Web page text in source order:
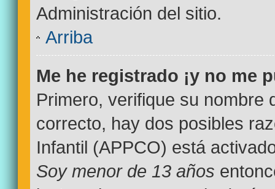
Administración del sitio.
Arriba
Me he registrado ¡y no me
Primero, verifique su nombre
correcto, hay dos posibles
Infantil (APPCO) está
Soy menor de 13 años